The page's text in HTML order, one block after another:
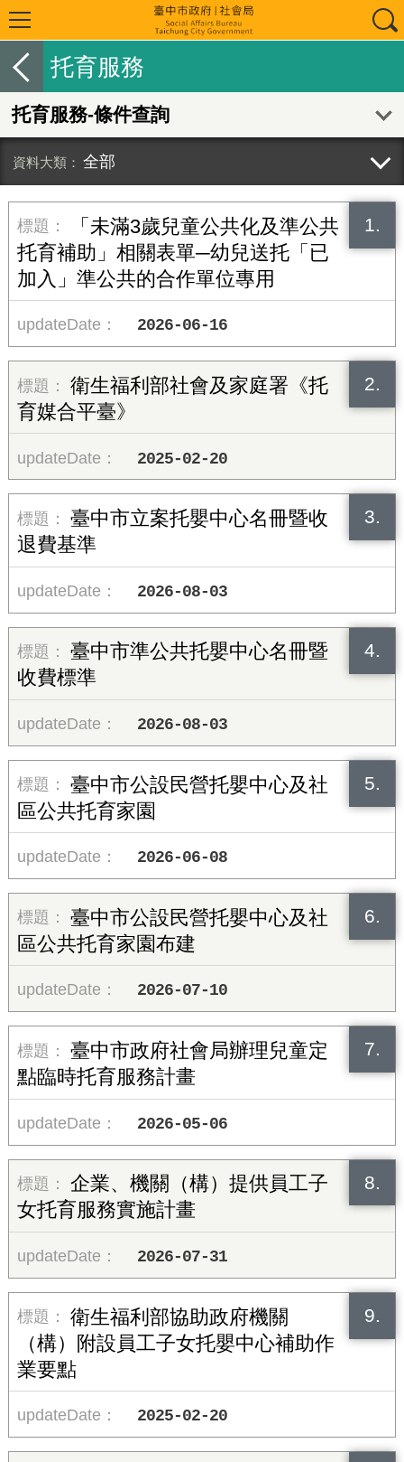
托育服務
托育服務-條件查詢
全部
1.
「未滿3歲兒童公共化及準公共
托育補助」相關表單─幼兒送托「已
加入」準公共的合作單位專用
2026-06-16
2.
衛生福利部社會及家庭署《托
育媒合平臺》
2025-02-20
3.
臺中市立案托嬰中心名冊暨收
退費基準
2026-08-03
4.
臺中市準公共托嬰中心名冊暨
收費標準
2026-08-03
5.
臺中市公設民營托嬰中心及社
區公共托育家園
2026-06-08
6.
臺中市公設民營托嬰中心及社
區公共托育家園布建
2026-07-10
7.
臺中市政府社會局辦理兒童定
點臨時托育服務計畫
2026-05-06
8.
企業、機關（構）提供員工子
女托育服務實施計畫
2026-07-31
9.
衛生福利部協助政府機關
（構）附設員工子女托嬰中心補助作
業要點
2025-02-20